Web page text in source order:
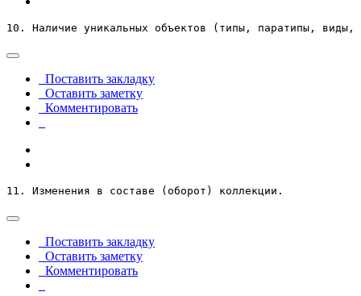
10. Наличие уникальных объектов (типы, паратипы,
Поставить закладку
Оставить заметку
Комментировать
11. Изменения в составе (оборот) коллекции.
Поставить закладку
Оставить заметку
Комментировать